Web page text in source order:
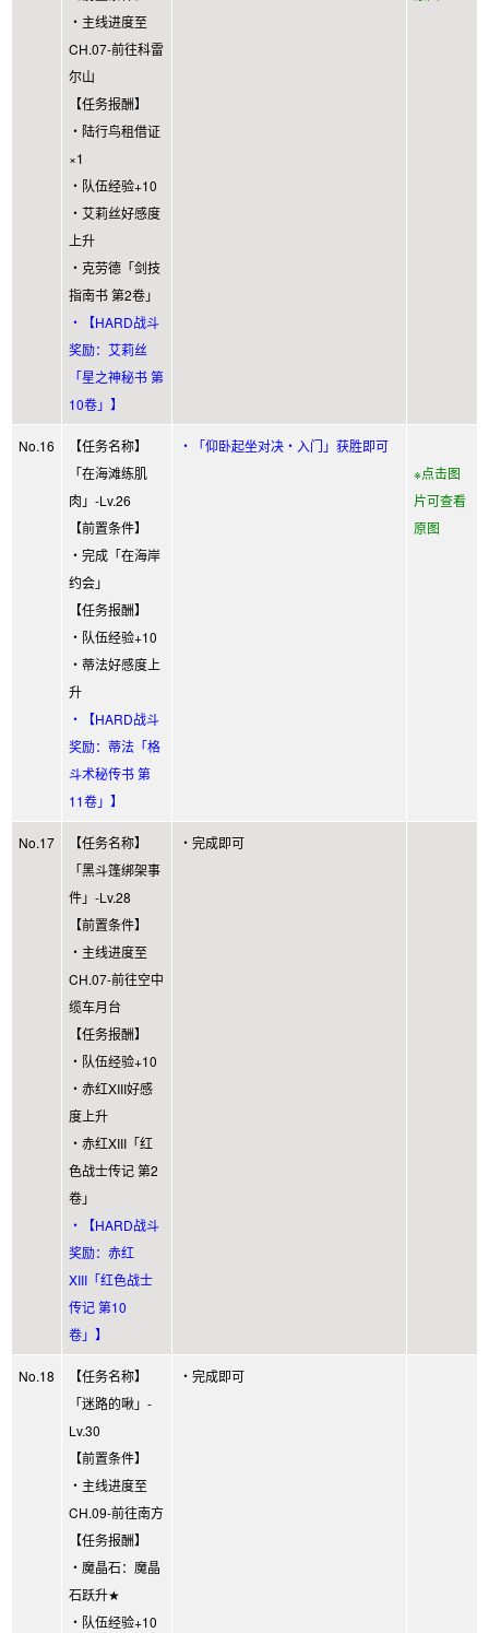
・主线进度至
CH.07-前往科雷
尔山
【任务报酬】
・陆行鸟租借证
×1
・队伍经验+10
・艾莉丝好感度
上升
・克劳德「剑技
指南书 第2卷」
・【HARD战斗
奖励：艾莉丝
「星之神秘书 第
10卷」】
No.16
【任务名称】
「在海滩练肌
肉」-Lv.26
【前置条件】
・完成「在海岸
约会」
【任务报酬】
・队伍经验+10
・蒂法好感度上
升
・【HARD战斗
奖励：蒂法「格
斗术秘传书 第
11卷」】
・「仰卧起坐对决・入门」获胜即可
※点击图
片可查看
原图
No.17
【任务名称】
「黑斗篷绑架事
件」-Lv.28
【前置条件】
・主线进度至
CH.07-前往空中
缆车月台
【任务报酬】
・队伍经验+10
・赤红XIII好感
度上升
・赤红XIII「红
色战士传记 第2
卷」
・【HARD战斗
奖励：赤红
XIII「红色战士
传记 第10
卷」】
・完成即可
No.18
【任务名称】
「迷路的啾」-
Lv.30
【前置条件】
・主线进度至
CH.09-前往南方
【任务报酬】
・魔晶石：魔晶
石跃升★
・队伍经验+10
・完成即可